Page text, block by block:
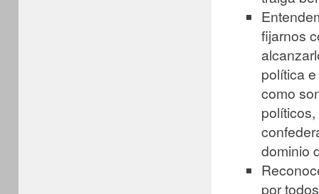
fijarnos
política
como
dominio
por